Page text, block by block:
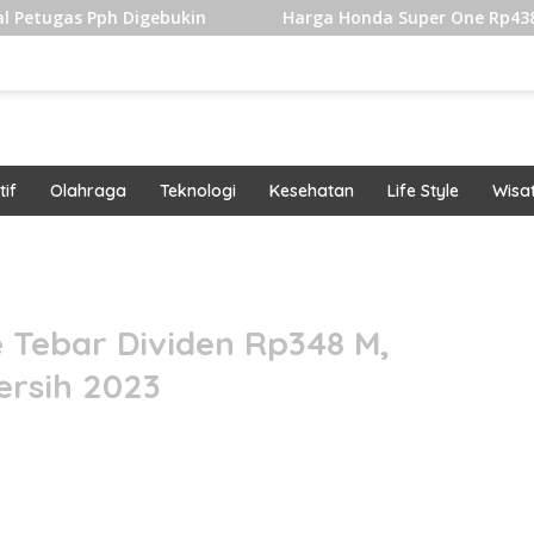
Harga Honda Super One Rp438 Juta, Cuma
Olahraga Teknologi Kesehatan Life Style
Dividen Rp348 M,
2023